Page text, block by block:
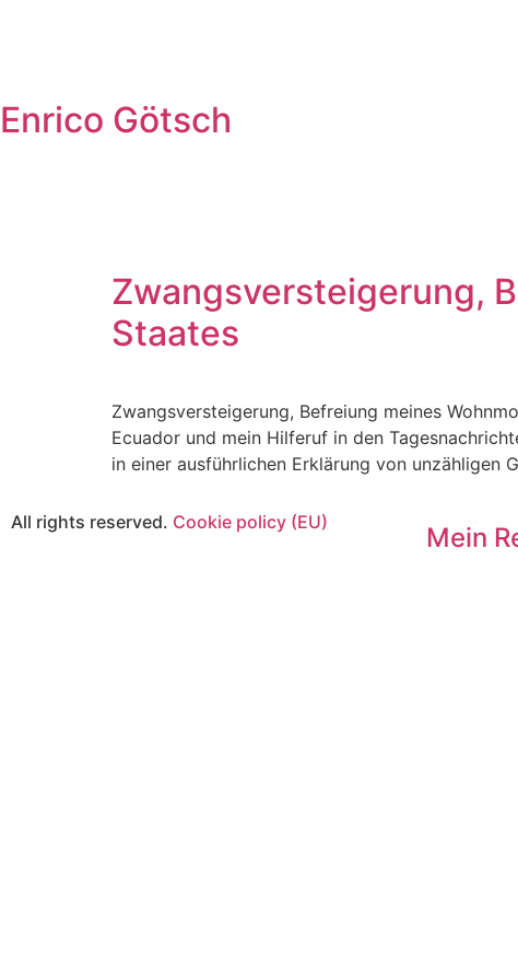
Enrico Götsch
Zwangsversteigerung,
Staates
Zwangsversteigerung, Befreiung meines
Ecuador und mein Hilferuf in den
in einer ausführlichen Erklärung von
All rights reserved. Cookie policy (EU) Mein